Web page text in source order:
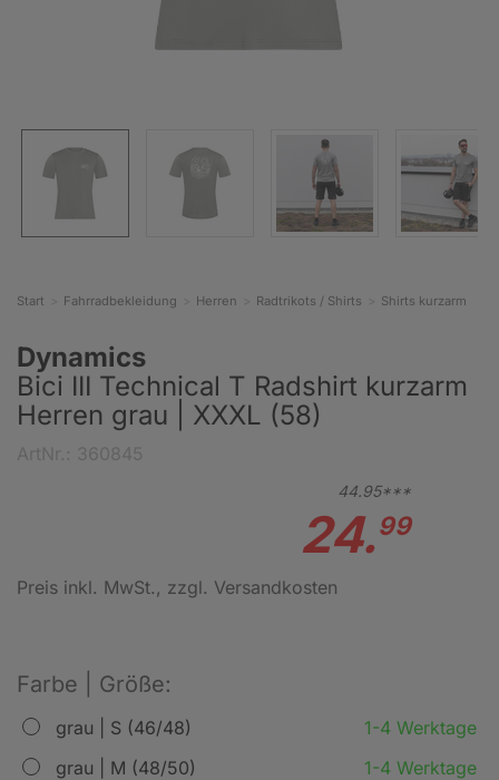
Start Fahrradbekleidung Herren Radtrikots / Shirts Shirts kurzarm
Dynamics
Bici III Technical T Radshirt kurzarm
Herren grau | XXXL (58)
44.95***
24.99
Preis inkl. MwSt., zzgl. Versandkosten
Farbe | Größe:
grau | S (46/48)
1-4 Werktage
grau | M (48/50)
1-4 Werktage